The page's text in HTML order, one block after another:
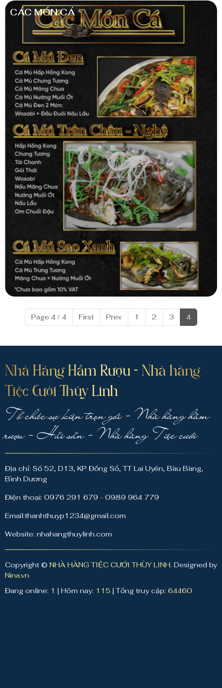
CÁC MÓN CÁ
Page 4 / 4 First Prev 1 2 3 4
Nhà Hàng Hầm Rượu - Nhà hàng
Tiệc Cưới Thùy Linh
Tổ chức sự kiện trọn gói - Nhà hàng hầm
rượu - Hải sản - Nhà hàng Tiệc cưới
Địa chỉ: Số 52, D13, KP Đồng Sổ, TT Lai Uyên, Bàu Bàng,
Bình Dương
Điện thoại: 0976 291 679 - 0989 964 779
Email:thanhthuyp1234@gmail.com
Website: nhahangthuylinh.com
Copyright © NHÀ HÀNG TIỆC CƯỚI THÙY LINH. Designed by
Nina.vn
Đang online: 1 | Hôm nay: 115 | Tổng truy cập: 64460